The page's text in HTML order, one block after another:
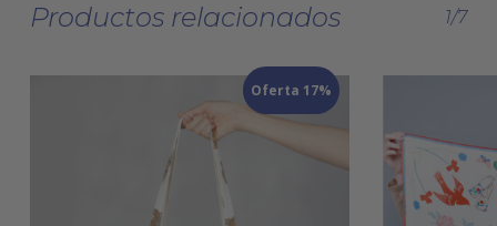
Productos relacionados 1/7
Oferta 17%